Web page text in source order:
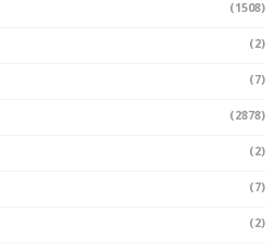
(1508)
(2)
(7)
(2878)
(2)
(7)
(2)